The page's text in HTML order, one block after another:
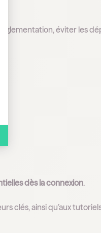
éviter les
dès la connexion.
clés, ainsi qu’aux